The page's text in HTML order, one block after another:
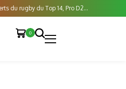
du rugby du Top 14, Pro D2...
0